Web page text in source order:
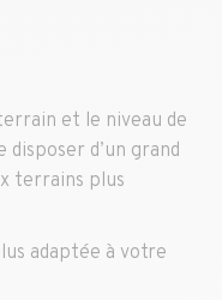
et le niveau de
d’un grand
terrains plus
adaptée à votre